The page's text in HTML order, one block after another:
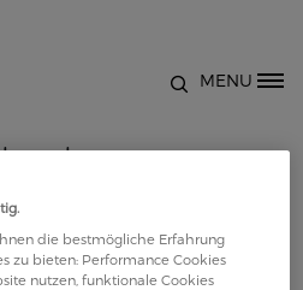
MENU
Übungen zum
die bestmögliche Erfahrung
zu bieten: Performance Cookies
nutzen, funktionale Cookies